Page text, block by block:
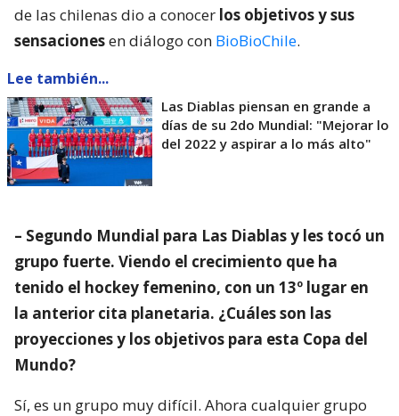
de las chilenas dio a conocer los objetivos y sus
sensacionesen diálogo con BioBioChile.
Lee también...
Las Diablas piensan en grande a
días de su 2do Mundial: "Mejorar lo
del 2022 y aspirar a lo más alto"
– Segundo Mundial para Las Diablas y les tocó un
grupo fuerte. Viendo el crecimiento que ha
tenido el hockey femenino, con un 13º lugar en
la anterior cita planetaria. ¿Cuáles son las
proyecciones y los objetivos para esta Copa del
Mundo?
Sí, es un grupo muy difícil. Ahora cualquier grupo